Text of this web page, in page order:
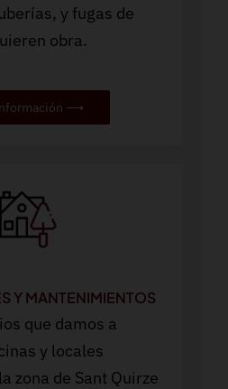
y fugas de
obra.
⟶
Y MANTENIMIENTOS
que damos a
y locales
zona de Sant Quirze